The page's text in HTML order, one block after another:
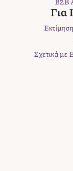
o
k
Για
Σχετικά με